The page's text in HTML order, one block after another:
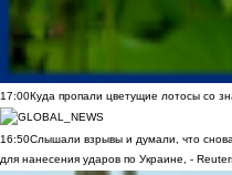
17:00Куда пропали цветущие лотосы со
16:50Слышали взрывы и думали, что
для нанесения ударов по Украине, -